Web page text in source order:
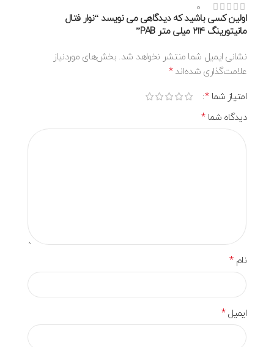
0
اولین کسی باشید که دیدگاهی می نویسد “نوار فتال
مانیتورینگ ۲۱۴ میلی متر PAB”
نشانی ایمیل شما منتشر نخواهد شد. بخش‌های موردنیاز
علامت‌گذاری شده‌اند*
امتیاز شما*
دیدگاه شما*
نام*
ایمیل*